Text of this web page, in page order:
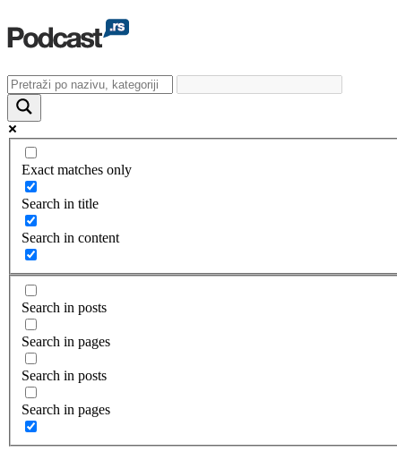
Exact matches only
Search in title
Search in content
Search in posts
Search in pages
Search in posts
Search in pages